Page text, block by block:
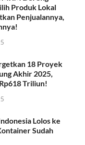
Produk Lokal
Penjualannya,
18 Proyek
Akhir 2025,
Triliun!
Lolos ke
Sudah